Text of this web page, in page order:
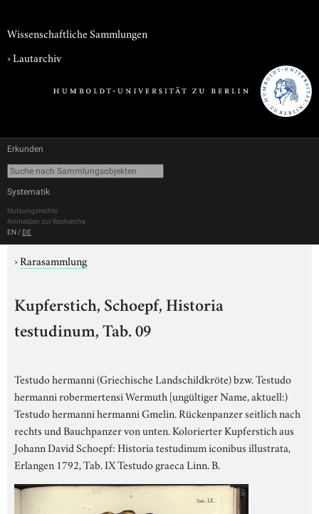
Wissenschaftliche Sammlungen
›Lautarchiv
Erkunden
Systematik
Nutzungsrechte
Anmelden zur Recherche
EN / DE
›Rarasammlung
Kupferstich, Schoepf, Historia
testudinum, Tab. 09
Testudo hermanni (Griechische Landschildkröte) bzw. Testudo
hermanni robermertensi Wermuth [ungültiger Name, aktuell:)
Testudo hermanni hermanni Gmelin. Rückenpanzer seitlich nach
rechts und Bauchpanzer von unten. Kolorierter Kupferstich aus
Johann David Schoepf: Historia testudinum iconibus illustrata,
Erlangen 1792, Tab. IX Testudo graeca Linn. B.